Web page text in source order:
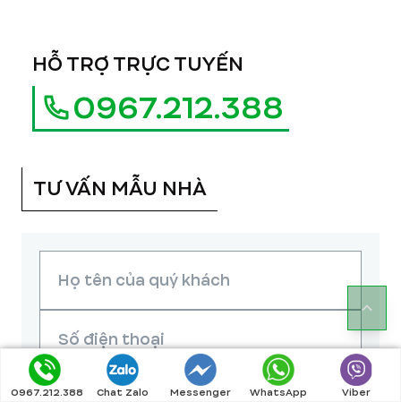
HỖ TRỢ TRỰC TUYẾN
0967.212.388
TƯ VẤN MẪU NHÀ
0967.212.388 Chat Zalo Messenger WhatsApp Viber